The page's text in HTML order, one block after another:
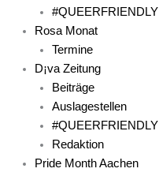
#QUEERFRIENDLY
Rosa Monat
Termine
D¡va Zeitung
Beiträge
Auslagestellen
#QUEERFRIENDLY
Redaktion
Pride Month Aachen